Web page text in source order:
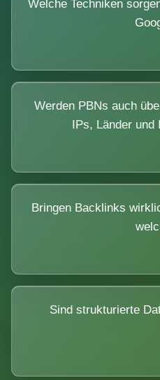
Welche Techniken
Werden PBNs auch
IPs, Länder und
Bringen Backlinks
Sind strukturierte